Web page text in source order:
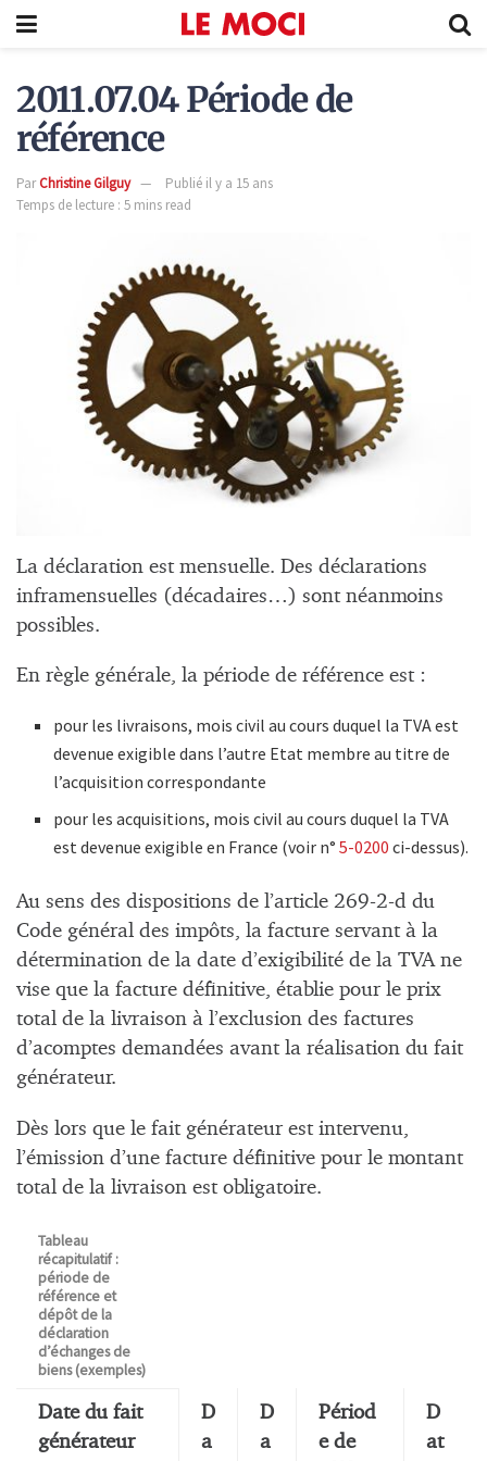
2011.07.04 Période de
référence
ParChristine Gilguy
Publié il y a 15 ans
Temps de lecture : 5 mins read
La déclaration est mensuelle. Des déclarations
inframensuelles (décadaires…) sont néanmoins
possibles.
En règle générale, la période de référence est :
pour les livraisons, mois civil au cours duquel la TVA est
devenue exigible dans l’autre Etat membre au titre de
l’acquisition correspondante
pour les acquisitions, mois civil au cours duquel la TVA
est devenue exigible en France (voir n°5-0200 ci-dessus).
Au sens des dispositions de l’article 269-2-d du
Code général des impôts, la facture servant à la
détermination de la date d’exigibilité de la TVA ne
vise que la facture définitive, établie pour le prix
total de la livraison à l’exclusion des factures
d’acomptes demandées avant la réalisation du fait
générateur.
Dès lors que le fait générateur est intervenu,
l’émission d’une facture définitive pour le montant
total de la livraison est obligatoire.
Tableau
récapitulatif :
période de
référence et
dépôt de la
déclaration
d’échanges de
biens (exemples)
Date du fait
générateur
D
a
D
a
Périod
e de
D
at